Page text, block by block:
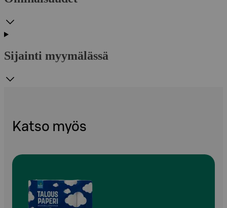
Sijainti myymälässä
Katso myös